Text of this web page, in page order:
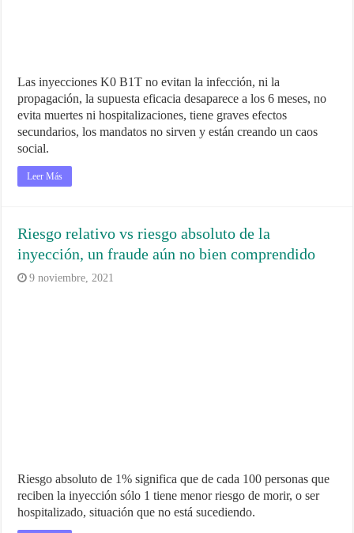
Las inyecciones K0 B1T no evitan la infección, ni la
propagación, la supuesta eficacia desaparece a los 6 meses, no
evita muertes ni hospitalizaciones, tiene graves efectos
secundarios, los mandatos no sirven y están creando un caos
social.
Leer Más
Riesgo relativo vs riesgo absoluto de la
inyección, un fraude aún no bien comprendido
9 noviembre, 2021
Riesgo absoluto de 1% significa que de cada 100 personas que
reciben la inyección sólo 1 tiene menor riesgo de morir, o ser
hospitalizado, situación que no está sucediendo.